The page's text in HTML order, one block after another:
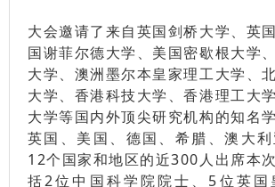
大会邀请了来自英国剑桥大学、英
国谢菲尔德大学、美国密歇根大学
大学、澳洲墨尔本皇家理工大学、
大学、香港科技大学、香港理工大
大学等国内外顶尖研究机构的知名
英国、美国、德国、希腊、澳大
12个国家和地区的近300人出席本
括2位中国科学院院士、5位英国